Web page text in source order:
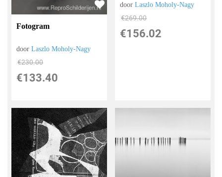
Fotogram
doorLaszlo Moholy-Nagy
€230.00
€133.40
doorLaszlo Moholy-Nagy
€269.00
€156.02